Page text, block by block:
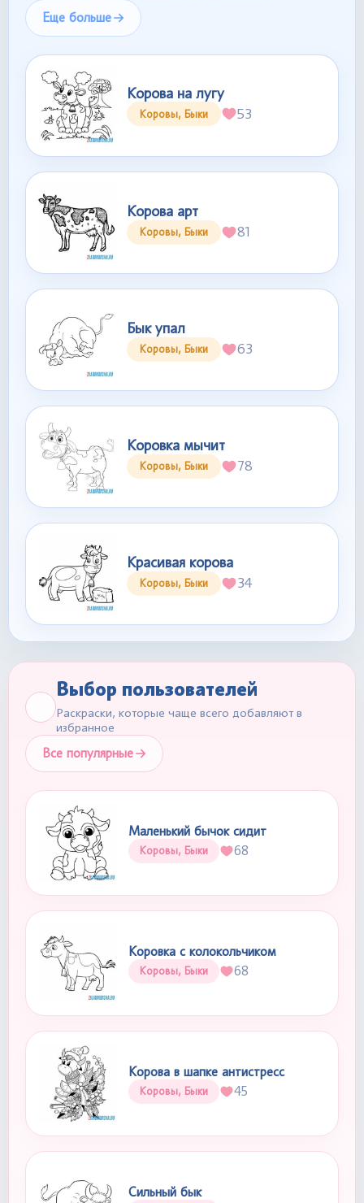
Еще больше
Корова на лугу
Коровы, Быки 53
Корова арт
Коровы, Быки 81
Бык упал
Коровы, Быки 63
Коровка мычит
Коровы, Быки 78
Красивая корова
Коровы, Быки 34
Выбор пользователей
Раскраски, которые чаще всего добавляют в
избранное
Все популярные
Маленький бычок сидит
Коровы, Быки 68
Коровка с колокольчиком
Коровы, Быки 68
Корова в шапке антистресс
Коровы, Быки 45
Сильный бык